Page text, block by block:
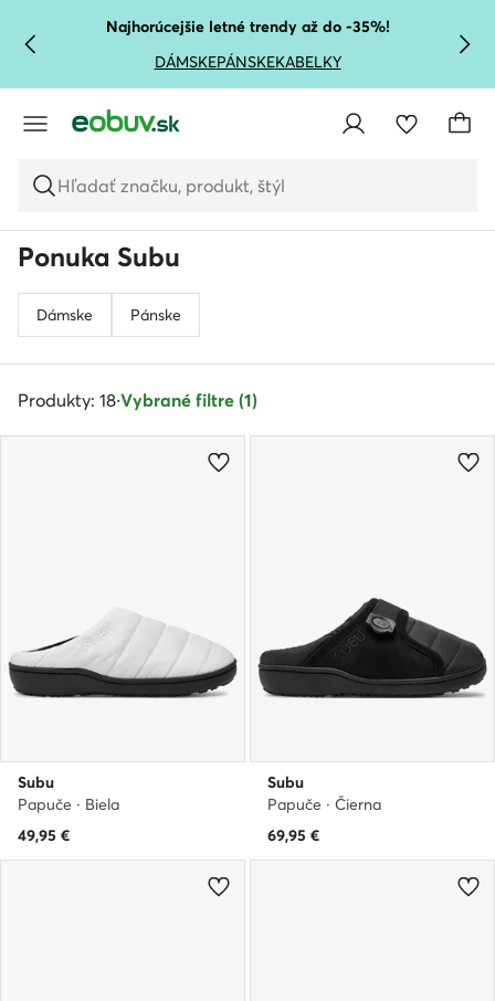
PREJSŤ NA HLAVNÝ OBSAH
PREJSŤ NA VYHĽADÁVANIE
Najhorúcejšie letné trendy až do -35%!
DÁMSKEPÁNSKEKABELKY
Hľadať značku, produkt, štýl
Ponuka Subu
Dámske Pánske
Produkty: 18·Vybrané filtre (1)
Subu
Papuče · Biela
49,95 €
Subu
Papuče · Čierna
69,95 €